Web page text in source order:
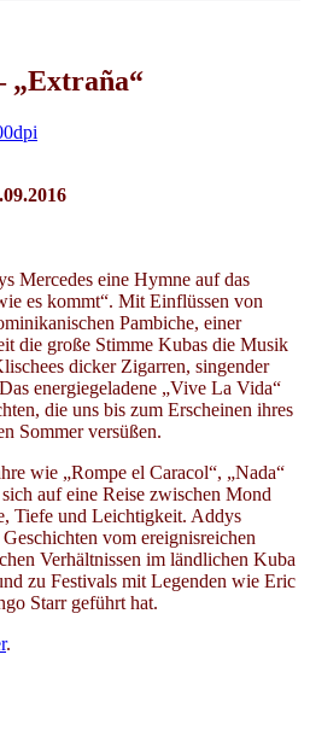
„Extraña“
Mercedes eine Hymne auf das
es kommt“. Mit Einflüssen von
Pambiche, einer
die große Stimme Kubas die Musik
dicker Zigarren, singender
energiegeladene „Vive La Vida“
die uns bis zum Erscheinen ihres
Sommer versüßen.
wie „Rompe el Caracol“, „Nada“
auf eine Reise zwischen Mond
Tiefe und Leichtigkeit. Addys
vom ereignisreichen
Verhältnissen im ländlichen Kuba
zu Festivals mit Legenden wie Eric
Starr geführt hat.
.